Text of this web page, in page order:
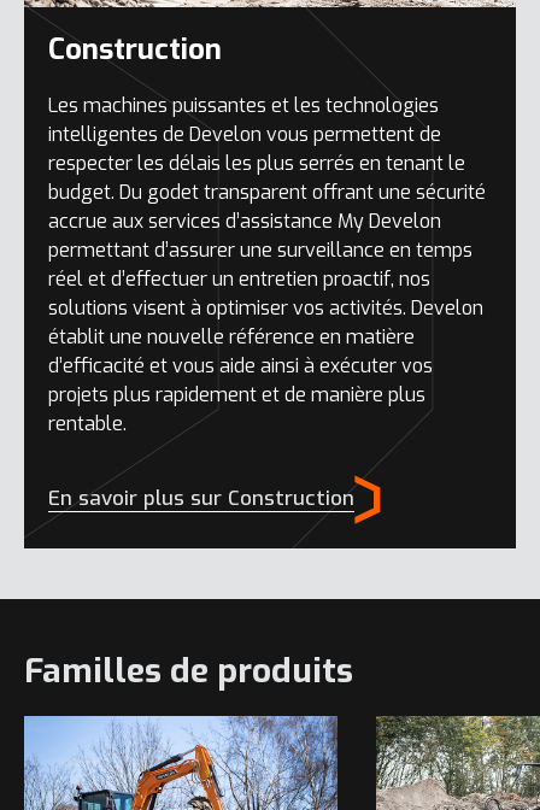
Construction
Les machines puissantes et les technologies
intelligentes de Develon vous permettent de
respecter les délais les plus serrés en tenant le
budget. Du godet transparent offrant une sécurité
accrue aux services d’assistance My Develon
permettant d’assurer une surveillance en temps
réel et d’effectuer un entretien proactif, nos
solutions visent à optimiser vos activités. Develon
établit une nouvelle référence en matière
d’efficacité et vous aide ainsi à exécuter vos
projets plus rapidement et de manière plus
rentable.
En savoir plus sur Construction
Familles de produits